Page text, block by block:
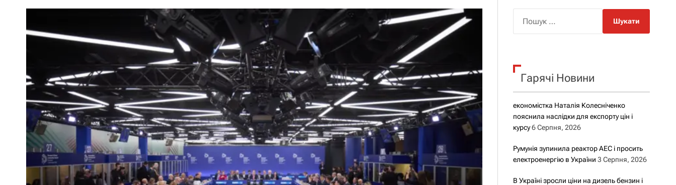
р
о
у
к
Гарячі Новини
економістка Наталія Колесніченко
пояснила наслідки для експорту цін і
курсу 6 Серпня, 2026
Румунія зупинила реактор АЕС і просить
електроенергію в України 3 Серпня, 2026
В Україні зросли ціни на дизель бензин і